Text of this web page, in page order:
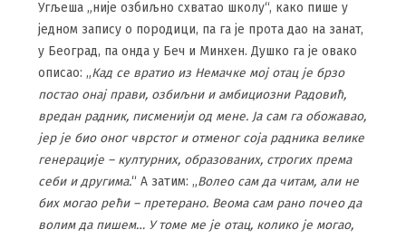
Угљеша „није озбиљно схватао школу“, како пише у
једном запису о породици, па га је прота дао на занат,
у Београд, па онда у Беч и Минхен. Душко га је овако
описао: „Кад се вратио из Немачке мој отац је брзо
постао онај прави, озбиљни и амбициозни Радовић,
вредан радник, писменији од мене. Ја сам га обожавао,
јер је био оног чврстог и отменог соја радника велике
генерације – културних, образованих, строгих према
себи и другима.“ А затим: „Волео сам да читам, али не
бих могао рећи – претерано. Веома сам рано почео да
волим да пишем… У томе ме је отац, колико је могао,